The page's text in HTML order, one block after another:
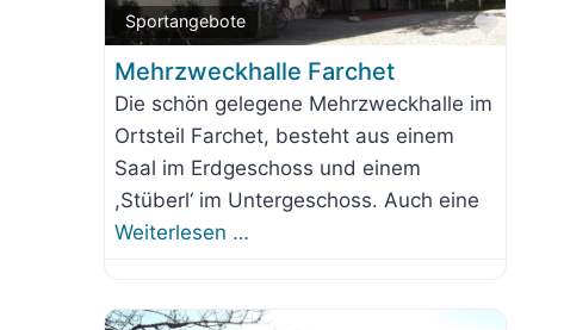
Sportangebote
Favorit
Mehrzweckhalle Farchet
Die schön gelegene Mehrzweckhalle im
Ortsteil Farchet, besteht aus einem
Saal im Erdgeschoss und einem
,Stüberl‘ im Untergeschoss. Auch eine
Weiterlesen …